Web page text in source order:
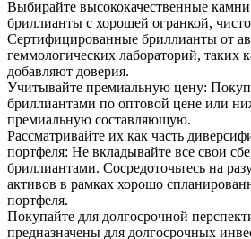
Выбирайте высококачественные
бриллианты с хорошей огранкой,
Сертифицированные бриллианты от
геммологических лабораторий, таких
добавляют доверия.
Учитывайте премиальную цену:
бриллиантами по оптовой цене или
премиальную составляющую.
Рассматривайте их как часть
портфеля: Не вкладывайте все свои
бриллиантами. Сосредоточьтесь на
активов в рамках хорошо
портфеля.
Покупайте для долгосрочной
предназначены для долгосрочных